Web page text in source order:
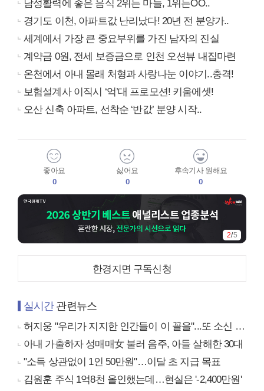
남성활력에 좋은 음식 2위는 마늘, 1위는OO..
경기도 이천, 아파트값 난리났다! 20년 전 분양가..
세계에서 가장 큰 중요부위를 가진 남자의 진실
계약금 0원, 전세 보증금으로 인천 오션뷰 내집마련
온천에서 아내 몰래 처형과 사랑나눈 이야기..충격!
보험설계사 이직시 ‘억’대 프로모션! 키움에셋!
오산 신축 아파트, 선착순 ‘반값’ 분양 시작..
좋아요
0
싫어요
0
후속기사 원해요
0
2/5
한경지면 구독신청
실시간관련뉴스
허지웅 "우리가 지지한 인간들이 이 꼴을"...또 소신 발언
아내 가출하자 성매매女 불러 음주, 아들 살해한 30대
"소득 상관없이 1인 50만원"…이달 초 지급 목표
김원훈 주식 1억8천 올인했는데…현실은 '-2,400만원'